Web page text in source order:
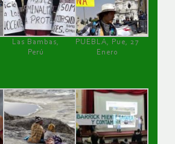
Las Bambas,
Perú
PUEBLA, Pue, 27
Enero